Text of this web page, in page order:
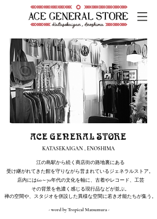
KATASEKAIGAN , ENOSHIMA
江の島駅から続く商店街の路地裏にある
受け継がれてきた館を守りながら営まれているジェネラルストア。
店内には60～70年代の文化を軸に、古着やレコード、工芸
その背景を色濃く感じる現行品などが並ぶ。
禅の空間や、スタジオを併設した異様な空間に若き才能たちが集う。
- word by Tropical Matsumura -